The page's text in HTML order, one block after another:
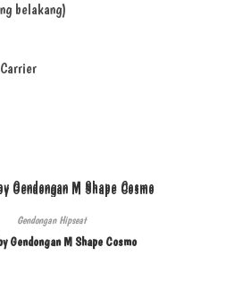
belakang)
Gendongan Hipseat
Gendongan M Shape Cosmo